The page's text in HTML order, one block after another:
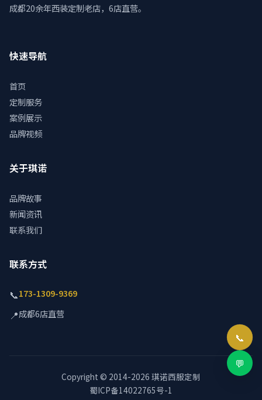
成都20余年西装定制老店，6店直营。
快速导航
首页
定制服务
案例展示
品牌视频
关于琪诺
品牌故事
新闻资讯
联系我们
联系方式
📞173-1309-9369
📍成都6店直营
Copyright © 2014-2026 琪诺西服定制
蜀ICP备14022765号-1
📞
💬